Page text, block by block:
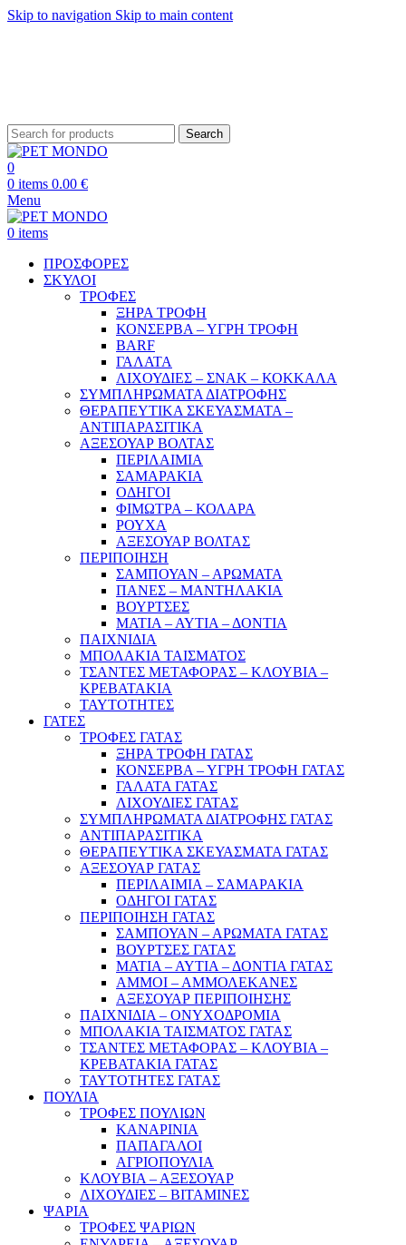
Skip to navigation Skip to main content
Search
0
0 items 0.00 €
Menu
0 items
ΠΡΟΣΦΟΡΕΣ
ΣΚΥΛΟΙ
ΤΡΟΦΕΣ
ΞΗΡΑ ΤΡΟΦΗ
ΚΟΝΣΕΡΒΑ – ΥΓΡΗ ΤΡΟΦΗ
BARF
ΓΑΛΑΤΑ
ΛΙΧΟΥΔΙΕΣ – ΣΝΑΚ – ΚΟΚΚΑΛΑ
ΣΥΜΠΛΗΡΩΜΑΤΑ ΔΙΑΤΡΟΦΗΣ
ΘΕΡΑΠΕΥΤΙΚΑ ΣΚΕΥΑΣΜΑΤΑ –
ΑΝΤΙΠΑΡΑΣΙΤΙΚΑ
ΑΞΕΣΟΥΑΡ ΒΟΛΤΑΣ
ΠΕΡΙΛΑΙΜΙΑ
ΣΑΜΑΡΑΚΙΑ
ΟΔΗΓΟΙ
ΦΙΜΩΤΡΑ – ΚΟΛΑΡΑ
ΡΟΥΧΑ
ΑΞΕΣΟΥΑΡ ΒΟΛΤΑΣ
ΠΕΡΙΠΟΙΗΣΗ
ΣΑΜΠΟΥΑΝ – ΑΡΩΜΑΤΑ
ΠΑΝΕΣ – ΜΑΝΤΗΛΑΚΙΑ
ΒΟΥΡΤΣΕΣ
ΜΑΤΙΑ – ΑΥΤΙΑ – ΔΟΝΤΙΑ
ΠΑΙΧΝΙΔΙΑ
ΜΠΟΛΑΚΙΑ ΤΑΙΣΜΑΤΟΣ
ΤΣΑΝΤΕΣ ΜΕΤΑΦΟΡΑΣ – ΚΛΟΥΒΙΑ –
ΚΡΕΒΑΤΑΚΙΑ
ΤΑΥΤΟΤΗΤΕΣ
ΓΑΤΕΣ
ΤΡΟΦΕΣ ΓΑΤΑΣ
ΞΗΡΑ ΤΡΟΦΗ ΓΑΤΑΣ
ΚΟΝΣΕΡΒΑ – ΥΓΡΗ ΤΡΟΦΗ ΓΑΤΑΣ
ΓΑΛΑΤΑ ΓΑΤΑΣ
ΛΙΧΟΥΔΙΕΣ ΓΑΤΑΣ
ΣΥΜΠΛΗΡΩΜΑΤΑ ΔΙΑΤΡΟΦΗΣ ΓΑΤΑΣ
ΑΝΤΙΠΑΡΑΣΙΤΙΚΑ
ΘΕΡΑΠΕΥΤΙΚΑ ΣΚΕΥΑΣΜΑΤΑ ΓΑΤΑΣ
ΑΞΕΣΟΥΑΡ ΓΑΤΑΣ
ΠΕΡΙΛΑΙΜΙΑ – ΣΑΜΑΡΑΚΙΑ
ΟΔΗΓΟΙ ΓΑΤΑΣ
ΠΕΡΙΠΟΙΗΣΗ ΓΑΤΑΣ
ΣΑΜΠΟΥΑΝ – ΑΡΩΜΑΤΑ ΓΑΤΑΣ
ΒΟΥΡΤΣΕΣ ΓΑΤΑΣ
ΜΑΤΙΑ – ΑΥΤΙΑ – ΔΟΝΤΙΑ ΓΑΤΑΣ
ΑΜΜΟΙ – ΑΜΜΟΛΕΚΑΝΕΣ
ΑΞΕΣΟΥΑΡ ΠΕΡΙΠΟΙΗΣΗΣ
ΠΑΙΧΝΙΔΙΑ – ΟΝΥΧΟΔΡΟΜΙΑ
ΜΠΟΛΑΚΙΑ ΤΑΙΣΜΑΤΟΣ ΓΑΤΑΣ
ΤΣΑΝΤΕΣ ΜΕΤΑΦΟΡΑΣ – ΚΛΟΥΒΙΑ –
ΚΡΕΒΑΤΑΚΙΑ ΓΑΤΑΣ
ΤΑΥΤΟΤΗΤΕΣ ΓΑΤΑΣ
ΠΟΥΛΙΑ
ΤΡΟΦΕΣ ΠΟΥΛΙΩΝ
ΚΑΝΑΡΙΝΙΑ
ΠΑΠΑΓΑΛΟΙ
ΑΓΡΙΟΠΟΥΛΙΑ
ΚΛΟΥΒΙΑ – ΑΞΕΣΟΥΑΡ
ΛΙΧΟΥΔΙΕΣ – ΒΙΤΑΜΙΝΕΣ
ΨΑΡΙΑ
ΤΡΟΦΕΣ ΨΑΡΙΩΝ